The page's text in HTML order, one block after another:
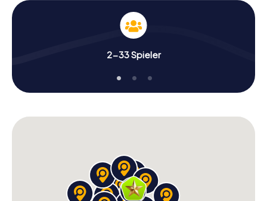
2-33 Spieler